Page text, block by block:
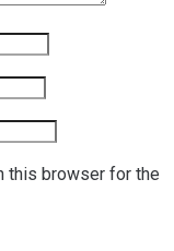
this browser for the